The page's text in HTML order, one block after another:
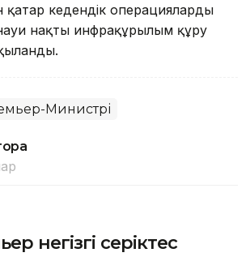
қатар кедендік операцияларды
нақты инфрақұрылым құру
Министрі
негізгі серіктес